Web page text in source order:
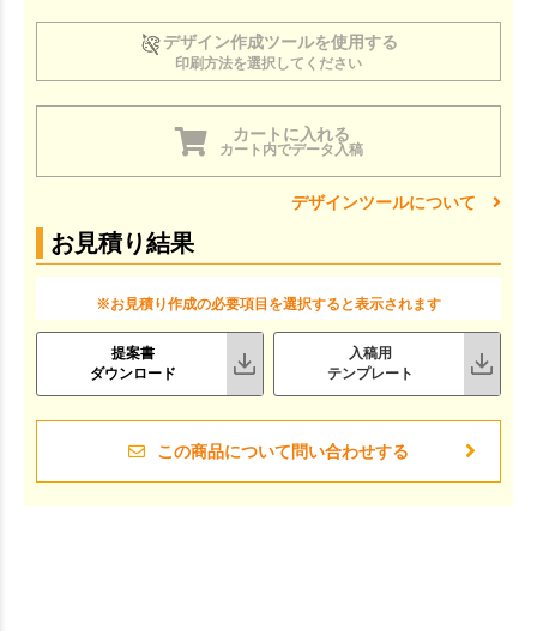
デザイン作成ツールを使用する
印刷方法を選択してください
カートに入れる
カート内でデータ入稿
デザインツールについて
お見積り結果
※お見積り作成の必要項目を選択すると表示されます
提案書
ダウンロード
入稿用
テンプレート
この商品について問い合わせする